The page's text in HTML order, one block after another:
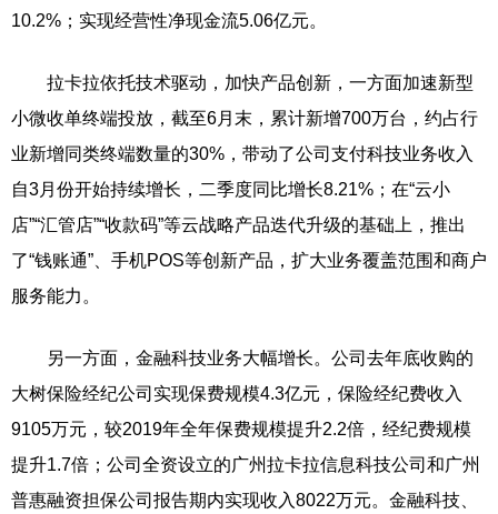
10.2%；实现经营性净现金流5.06亿元。
拉卡拉依托技术驱动，加快产品创新，一方面加速新型
小微收单终端投放，截至6月末，累计新增700万台，约占行
业新增同类终端数量的30%，带动了公司支付科技业务收入
自3月份开始持续增长，二季度同比增长8.21%；在“云小
店”“汇管店”“收款码”等云战略产品迭代升级的基础上，推出
了“钱账通”、手机POS等创新产品，扩大业务覆盖范围和商户
服务能力。
另一方面，金融科技业务大幅增长。公司去年底收购的
大树保险经纪公司实现保费规模4.3亿元，保险经纪费收入
9105万元，较2019年全年保费规模提升2.2倍，经纪费规模
提升1.7倍；公司全资设立的广州拉卡拉信息科技公司和广州
普惠融资担保公司报告期内实现收入8022万元。金融科技、